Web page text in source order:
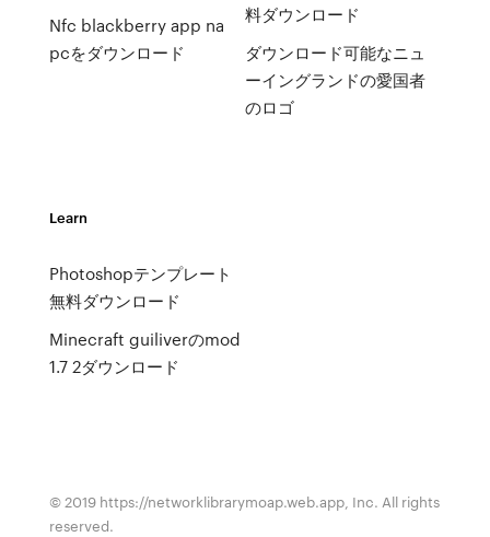
Nfc blackberry app na
pcをダウンロード
料ダウンロード
ダウンロード可能なニュ
ーイングランドの愛国者
のロゴ
Learn
Photoshopテンプレート
無料ダウンロード
Minecraft guiliverのmod
1.7 2ダウンロード
© 2019 https://networklibrarymoap.web.app, Inc. All rights
reserved.